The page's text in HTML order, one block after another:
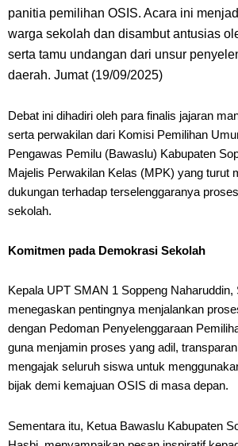
panitia pemilihan OSIS. Acara ini
warga sekolah dan disambut antusias
serta tamu undangan dari unsur
daerah. Jumat (19/09/2025)
Debat ini dihadiri oleh para finalis jajaran
serta perwakilan dari Komisi Pemilihan
Pengawas Pemilu (Bawaslu) Kabupaten
Majelis Perwakilan Kelas (MPK) yang turut
dukungan terhadap terselenggaranya
sekolah.
Komitmen pada Demokrasi Sekolah
Kepala UPT SMAN 1 Soppeng Naharuddin,
menegaskan pentingnya menjalankan
dengan Pedoman Penyelenggaraan
guna menjamin proses yang adil,
mengajak seluruh siswa untuk
bijak demi kemajuan OSIS di masa depan.
Sementara itu, Ketua Bawaslu Kabupaten